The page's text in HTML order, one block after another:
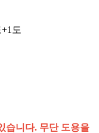
도
습니다. 무단 도용을